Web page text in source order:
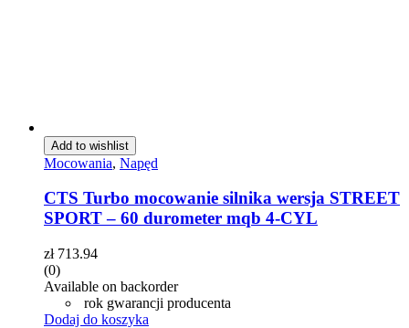
Add to wishlist
Mocowania, Napęd
CTS Turbo mocowanie silnika wersja STREET
SPORT – 60 durometer mqb 4-CYL
zł713.94
(0)
Available on backorder
rok gwarancji producenta
Dodaj do koszyka